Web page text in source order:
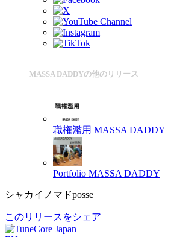
MASSA DADDYの他のリリース
職権濫用 MASSA DADDY
Portfolio MASSA DADDY
シャカイノマドposse
このリリースをシェア